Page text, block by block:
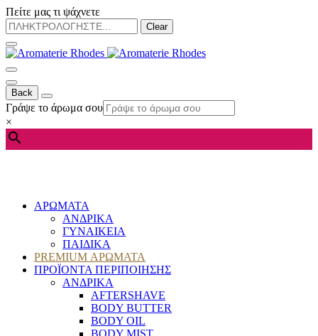
Πείτε μας τι ψάχνετε
Clear
Back
Γράψε το άρωμα σου
×
ΑΡΩΜΑΤΑ
ΑΝΔΡΙΚΑ
ΓΥΝΑΙΚΕΙΑ
ΠΑΙΔΙΚΑ
PREMIUM ΑΡΩΜΑΤΑ
ΠΡΟΪΟΝΤΑ ΠΕΡΙΠΟΙΗΣΗΣ
ΑΝΔΡΙΚΑ
AFTERSHAVE
BODY BUTTER
BODY OIL
BODY MIST